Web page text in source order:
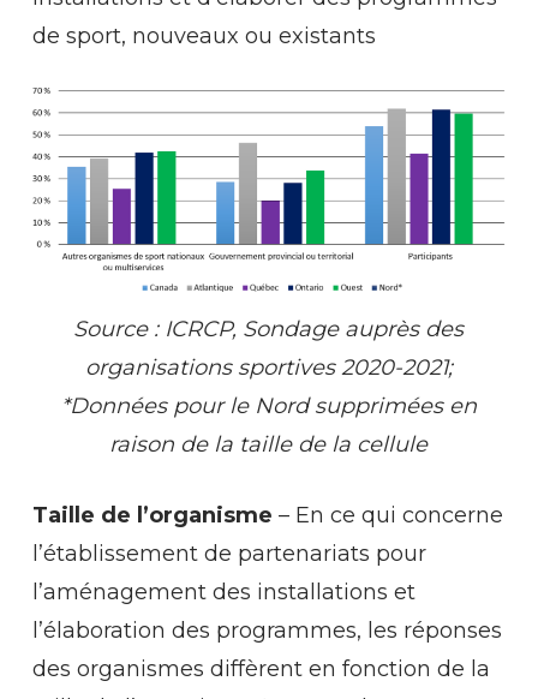
de sport, nouveaux ou existants
Source : ICRCP, Sondage auprès des
organisations sportives 2020-2021;
*Données pour le Nord supprimées en
raison de la taille de la cellule
Taille de l’organisme – En ce qui concerne
l’établissement de partenariats pour
l’aménagement des installations et
l’élaboration des programmes, les réponses
des organismes diffèrent en fonction de la